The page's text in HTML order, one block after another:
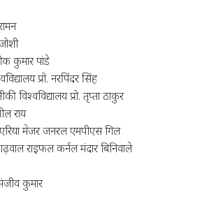
कुमार पांडे
प्रो. नरपिंदर सिंह
विश्वविद्यालय प्रो. तृप्ता ठाकुर
राय
मेजर जनरल एमपीएस गिल
राइफल कर्नल मंदार बिनिवाले
कुमार